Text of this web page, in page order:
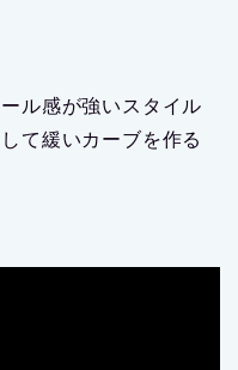
ル感が強いスタイル
て緩いカーブを作る